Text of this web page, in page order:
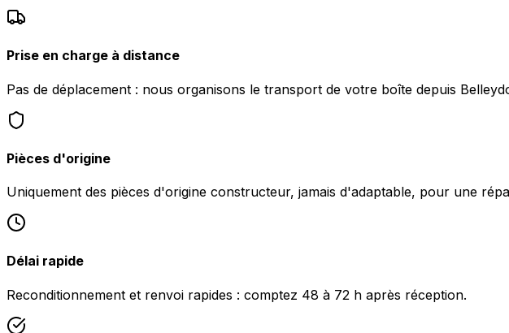
Prise en charge à distance
Pas de déplacement : nous organisons le transport de votre boîte depuis
Pièces d'origine
Uniquement des pièces d'origine constructeur, jamais d'adaptable, pour une
Délai rapide
Reconditionnement et renvoi rapides : comptez 48 à 72 h après réception.